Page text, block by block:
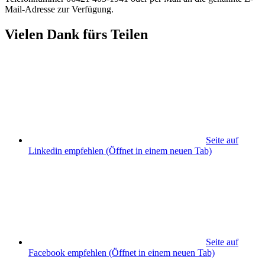
Mail-Adresse zur Verfügung.
Vielen Dank fürs Teilen
Seite auf
Linkedin empfehlen (Öffnet in einem neuen Tab)
Seite auf
Facebook empfehlen (Öffnet in einem neuen Tab)